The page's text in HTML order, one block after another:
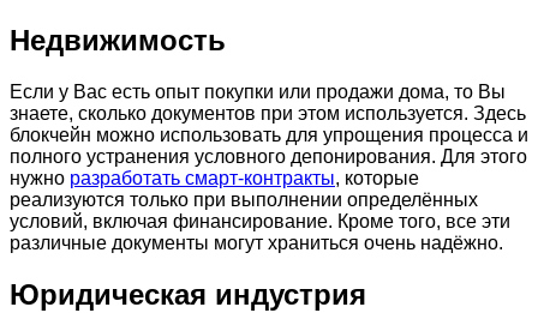
Недвижимость
Если у Вас есть опыт покупки или продажи дома, то Вы
знаете, сколько документов при этом используется. Здесь
блокчейн можно использовать для упрощения процесса и
полного устранения условного депонирования. Для этого
нужно разработать смарт-контракты, которые
реализуются только при выполнении определённых
условий, включая финансирование. Кроме того, все эти
различные документы могут храниться очень надёжно.
Юридическая индустрия